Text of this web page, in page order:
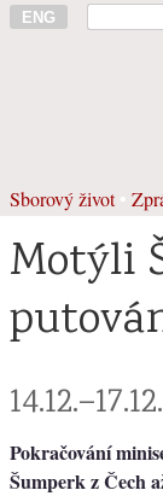
ENG
Sborový život•
Motýli
Pokračování
Šumperk z Čech